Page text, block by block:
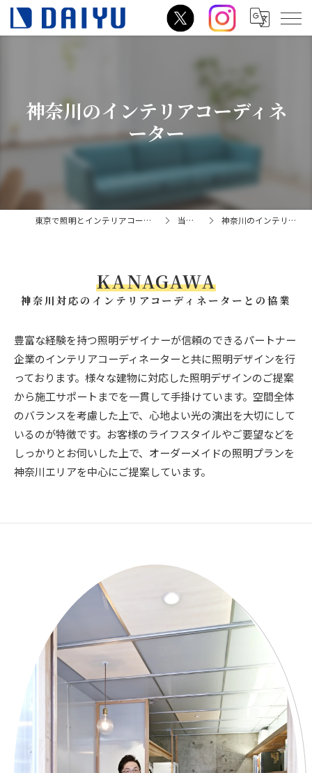
神奈川のインテリアコーディネ
ーター
東京で照明とインテリアコーディネーターの相談はダイユー 当社の特徴 神奈川のインテリアコーディネーター
神奈川対応のインテリアコーディネーターとの協業
KANAGAWA
豊富な経験を持つ照明デザイナーが信頼のできるパートナー
企業のインテリアコーディネーターと共に照明デザインを行
っております。様々な建物に対応した照明デザインのご提案
から施工サポートまでを一貫して手掛けています。空間全体
のバランスを考慮した上で、心地よい光の演出を大切にして
いるのが特徴です。お客様のライフスタイルやご要望などを
しっかりとお伺いした上で、オーダーメイドの照明プランを
神奈川エリアを中心にご提案しています。